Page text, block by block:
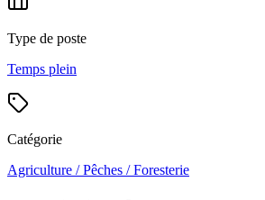
Type de poste
Temps plein
Catégorie
Agriculture / Pêches / Foresterie